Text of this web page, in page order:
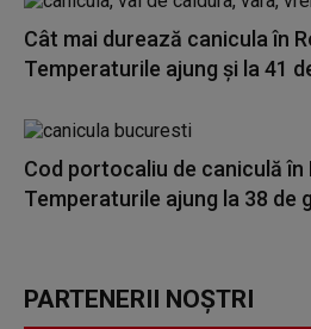
Cât mai durează canicula în
Temperaturile ajung și la 41
Cod portocaliu de caniculă în
Temperaturile ajung la 38 de
PARTENERII NOȘTRI